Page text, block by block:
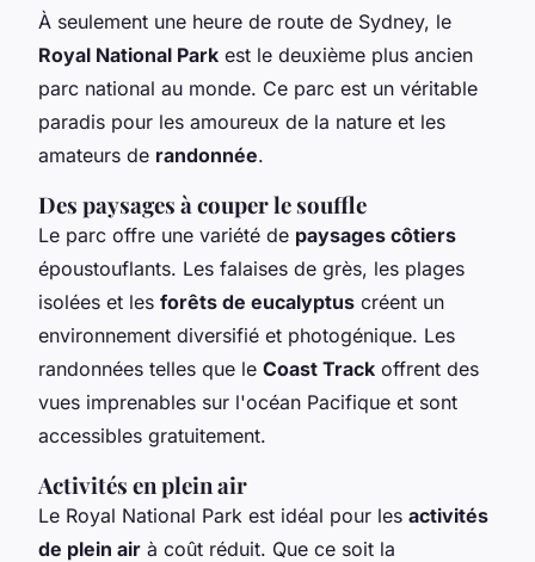
À seulement une heure de route de Sydney, le
Royal National Park est le deuxième plus ancien
parc national au monde. Ce parc est un véritable
paradis pour les amoureux de la nature et les
amateurs de randonnée.
Des paysages à couper le souffle
Le parc offre une variété de paysages côtiers
époustouflants. Les falaises de grès, les plages
isolées et les forêts de eucalyptus créent un
environnement diversifié et photogénique. Les
randonnées telles que le Coast Track offrent des
vues imprenables sur l'océan Pacifique et sont
accessibles gratuitement.
Activités en plein air
Le Royal National Park est idéal pour les activités
de plein air à coût réduit. Que ce soit la